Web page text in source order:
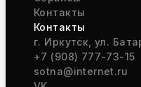
Контакты
Контакты
г. Иркутск, ул.
+7 (908) 777-73-15
sotna@internet.ru